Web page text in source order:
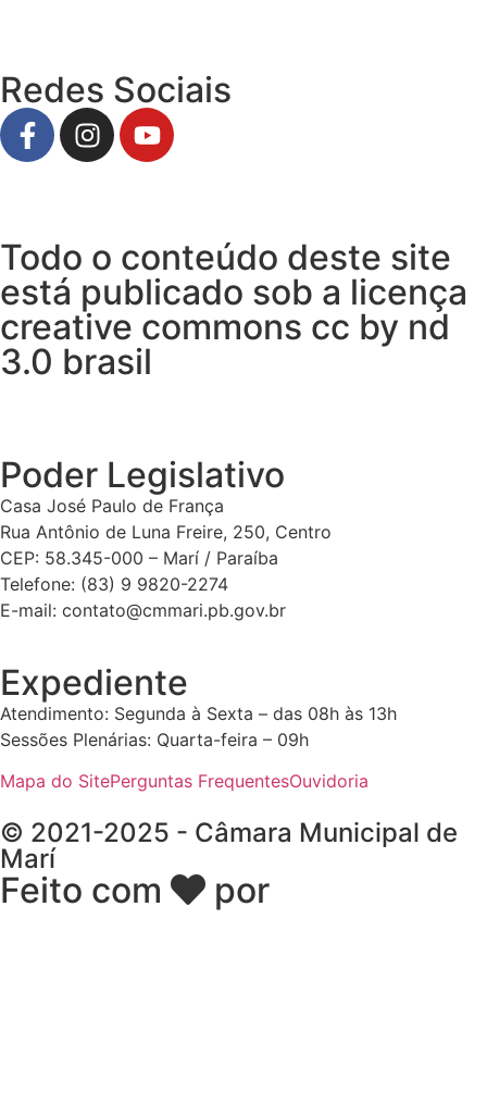
Redes Sociais
Todo o conteúdo deste site
está publicado sob a licença
creative commons cc by nd
3.0 brasil
Poder Legislativo
Casa José Paulo de França
Rua Antônio de Luna Freire, 250, Centro
CEP: 58.345-000 – Marí / Paraíba
Telefone: (83) 9 9820-2274
E-mail: contato@cmmari.pb.gov.br
Expediente
Atendimento: Segunda à Sexta – das 08h às 13h
Sessões Plenárias: Quarta-feira – 09h
Mapa do SitePerguntas FrequentesOuvidoria
© 2021-2025 - Câmara Municipal de
Marí
Feito com por
Soluções em Transparência